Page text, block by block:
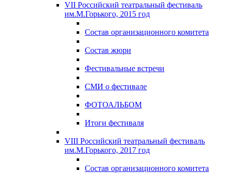
VII Российский театральный фестиваль
им.М.Горького, 2015 год
Состав организационного комитета
Состав жюри
Фестивальные встречи
СМИ о фестивале
ФОТОАЛЬБОМ
Итоги фестиваля
VIII Российский театральный фестиваль
им.М.Горького, 2017 год
Состав организационного комитета